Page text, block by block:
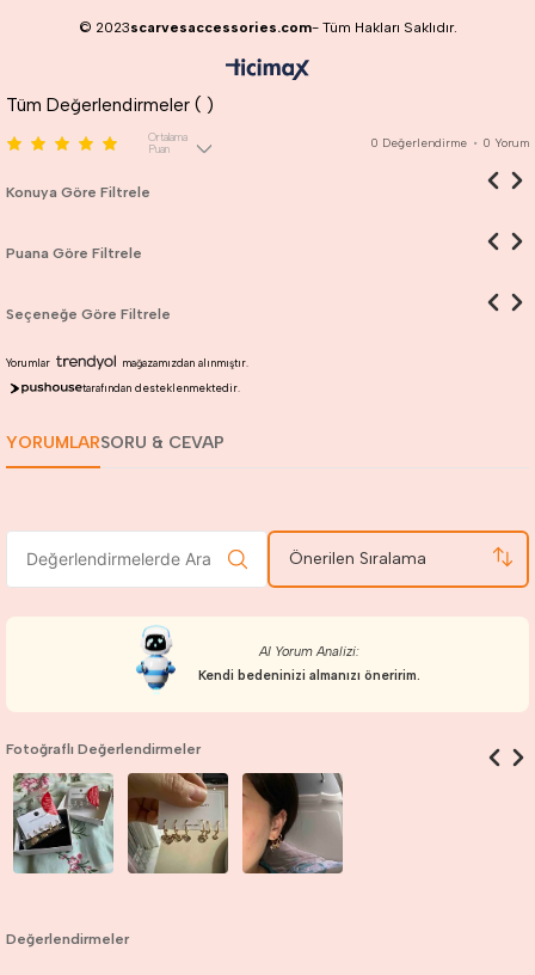
© 2023scarvesaccessories.com- Tüm Hakları Saklıdır.
Tüm Değerlendirmeler ( )
Ortalama
Puan
0 Değerlendirme • 0 Yorum
Konuya Göre Filtrele
Puana Göre Filtrele
Seçeneğe Göre Filtrele
Yorumlar
mağazamızdan alınmıştır.
tarafından desteklenmektedir.
YORUMLARSORU & CEVAP
Önerilen Sıralama
AI Yorum Analizi:
Kendi bedeninizi almanızı öneririm.
Fotoğraflı Değerlendirmeler
Değerlendirmeler